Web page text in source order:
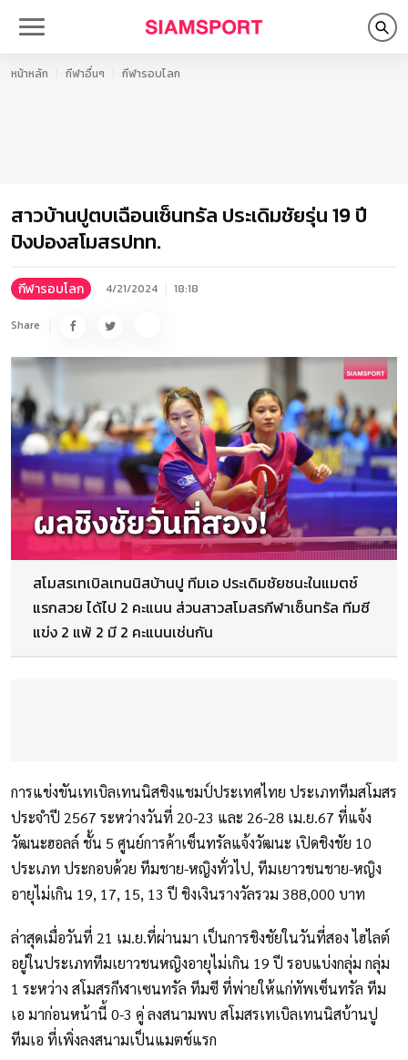
หน้าหลัก กีฬาอื่นๆ กีฬารอบโลก
สาวบ้านปูตบเฉือนเซ็นทรัล ประเดิมชัยรุ่น 19 ปี
ปิงปองสโมสรปทท.
กีฬารอบโลก 4/21/2024 18:18
Share
สโมสรเทเบิลเทนนิสบ้านปู ทีมเอ ประเดิมชัยชนะในแมตช์
แรกสวย ได้ไป 2 คะแนน ส่วนสาวสโมสรกีฬาเซ็นทรัล ทีมซี
แข่ง 2 แพ้ 2 มี 2 คะแนนเช่นกัน
การแข่งขันเทเบิลเทนนิสชิงแชมป์ประเทศไทย ประเภททีมสโมสร
ประจำปี 2567 ระหว่างวันที่ 20-23 และ 26-28 เม.ย.67 ที่แจ้ง
วัฒนะฮอลล์ ชั้น 5 ศูนย์การค้าเซ็นทรัลแจ้งวัฒนะ เปิดชิงชัย 10
ประเภท ประกอบด้วย ทีมชาย-หญิงทั่วไป, ทีมเยาวชนชาย-หญิง
อายุไม่เกิน 19, 17, 15, 13 ปี ชิงเงินรางวัลรวม 388,000 บาท
ล่าสุดเมื่อวันที่ 21 เม.ย.ที่ผ่านมา เป็นการชิงชัยในวันที่สอง ไฮไลต์
อยู่ในประเภททีมเยาวชนหญิงอายุไม่เกิน 19 ปี รอบแบ่งกลุ่ม กลุ่ม
1 ระหว่าง สโมสรกีฬาเซนทรัล ทีมซี ที่พ่ายให้แก่ทัพเซ็นทรัล ทีม
เอ มาก่อนหน้านี้ 0-3 คู่ ลงสนามพบ สโมสรเทเบิลเทนนิสบ้านปู
ทีมเอ ที่เพิ่งลงสนามเป็นแมตช์แรก